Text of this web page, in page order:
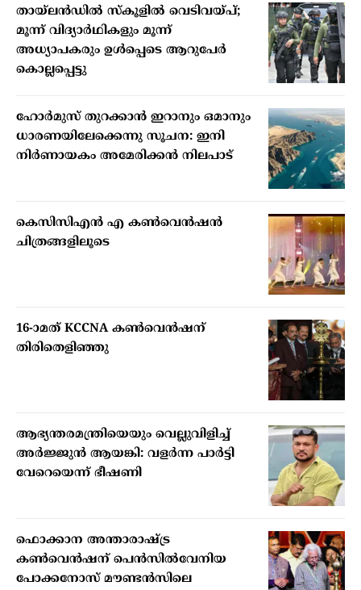
തായ്ലന്‍ഡില്‍ സ്‌കൂളില്‍ വെടിവയ്പ്;
മൂന്ന് വിദ്യാര്‍ഥികളും മൂന്ന്
അധ്യാപകരും ഉള്‍പ്പെടെ ആറുപേര്‍
കൊല്ലപ്പെട്ടു
ഹോര്‍മുസ് തുറക്കാന്‍ ഇറാനും ഒമാനും
ധാരണയിലേക്കെന്നു സൂചന: ഇനി
നിര്‍ണായകം അമേരിക്കന്‍ നിലപാട്
കെസിസിഎൻ എ കൺവെൻഷൻ
ചിത്രങ്ങളിലൂടെ
16-ാമത് KCCNA കൺവെൻഷന്
തിരിതെളിഞ്ഞു
ആഭ്യന്തരമന്ത്രിയെയും വെല്ലുവിളിച്ച്
അര്‍ജ്ജുന്‍ ആയങ്കി: വളര്‍ന്ന പാര്‍ട്ടി
വേറെയെന്ന് ഭീഷണി
ഫൊക്കാന അന്താരാഷ്ട്ര
കൺവെൻഷന് പെൻസിൽവേനിയ
പോക്കനോസ് മൗണ്ടൻസിലെ